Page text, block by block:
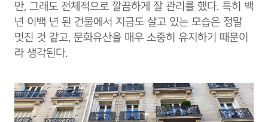
만, 그래도 전체적으로 깔끔하게 잘 관리를 했다. 특히 백
년 이백 년 된 건물에서 지금도 살고 있는 모습은 정말
멋진 것 같고, 문화유산을 매우 소중히 유지하기 때문이
라 생각된다.